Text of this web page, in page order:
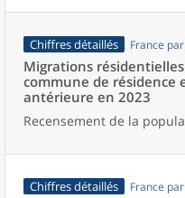
Chiffres détaillés France
Migrations
commune de résidence
antérieure en 2023
Recensement de la
Chiffres détaillés France